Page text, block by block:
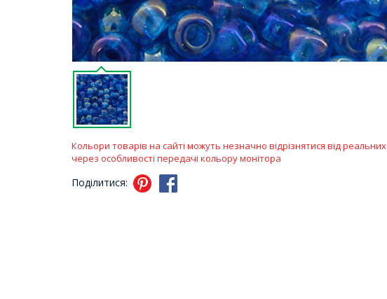
Кольори товарів на сайті можуть незначно відрізнятися від реальних
через особливості передачі кольору монітора
Поділитися: